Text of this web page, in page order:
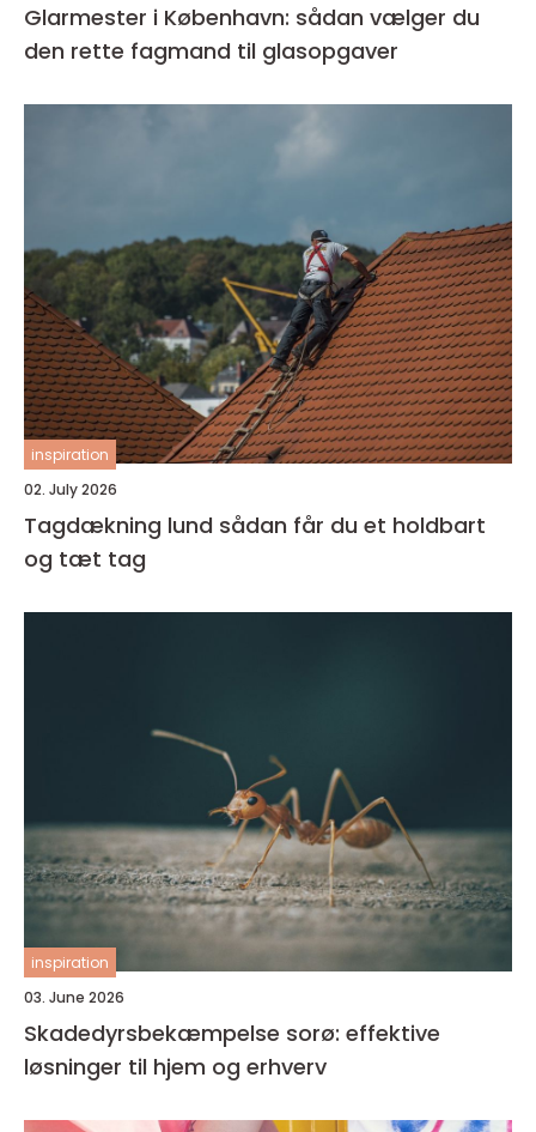
Glarmester i København: sådan vælger du
den rette fagmand til glasopgaver
inspiration
02. July 2026
Tagdækning lund sådan får du et holdbart
og tæt tag
inspiration
03. June 2026
Skadedyrsbekæmpelse sorø: effektive
løsninger til hjem og erhverv